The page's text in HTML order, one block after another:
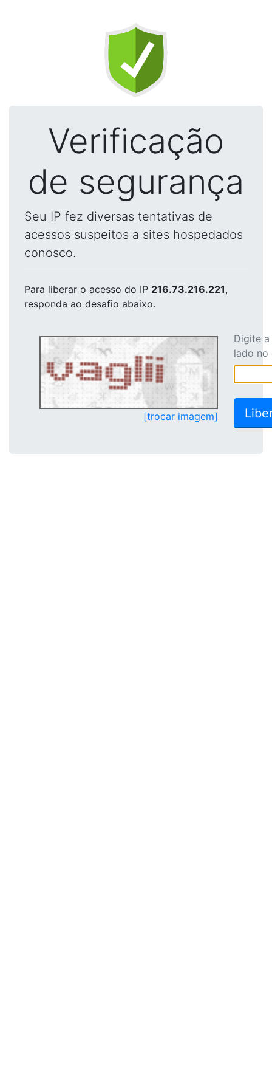
Verificação
de segurança
Seu IP fez diversas tentativas de
acessos suspeitos a sites hospedados
conosco.
Para liberar o acesso do IP 216.73.216.221,
responda ao desafio abaixo.
[trocar imagem]
Digite
lado no